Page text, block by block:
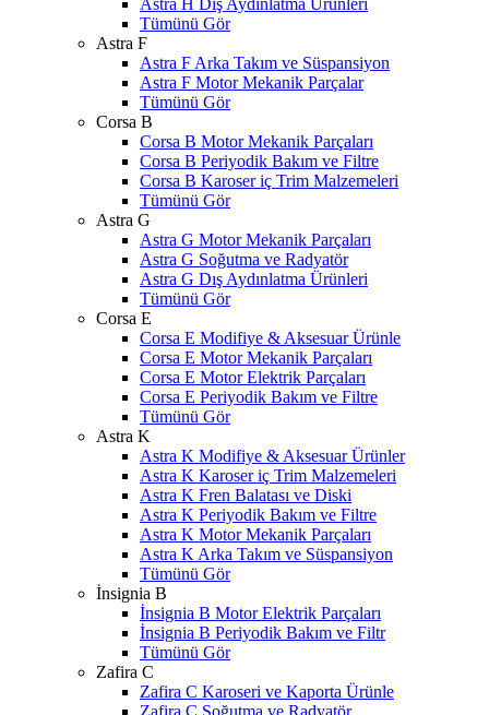
Astra H Dış Aydınlatma Ürünleri
Tümünü Gör
Astra F
Astra F Arka Takım ve Süspansiyon
Astra F Motor Mekanik Parçalar
Tümünü Gör
Corsa B
Corsa B Motor Mekanik Parçaları
Corsa B Periyodik Bakım ve Filtre
Corsa B Karoser iç Trim Malzemeleri
Tümünü Gör
Astra G
Astra G Motor Mekanik Parçaları
Astra G Soğutma ve Radyatör
Astra G Dış Aydınlatma Ürünleri
Tümünü Gör
Corsa E
Corsa E Modifiye & Aksesuar Ürünle
Corsa E Motor Mekanik Parçaları
Corsa E Motor Elektrik Parçaları
Corsa E Periyodik Bakım ve Filtre
Tümünü Gör
Astra K
Astra K Modifiye & Aksesuar Ürünler
Astra K Karoser iç Trim Malzemeleri
Astra K Fren Balatası ve Diski
Astra K Periyodik Bakım ve Filtre
Astra K Motor Mekanik Parçaları
Astra K Arka Takım ve Süspansiyon
Tümünü Gör
İnsignia B
İnsignia B Motor Elektrik Parçaları
İnsignia B Periyodik Bakım ve Filtr
Tümünü Gör
Zafira C
Zafira C Karoseri ve Kaporta Ürünle
Zafira C Soğutma ve Radyatör